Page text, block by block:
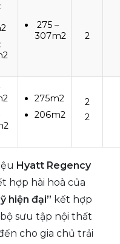
275 –
307m2
2
275m2
206m2
2
2
Hyatt Regency
hợp hài hoà của
hiện đại” kết hợp
sưu tập nội thất
cho gia chủ trải